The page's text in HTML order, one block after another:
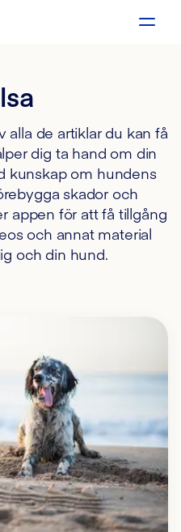
alla de artiklar du kan få
dig ta hand om din
kunskap om hundens
skador och
appen för att få tillgång
och annat material
och din hund.